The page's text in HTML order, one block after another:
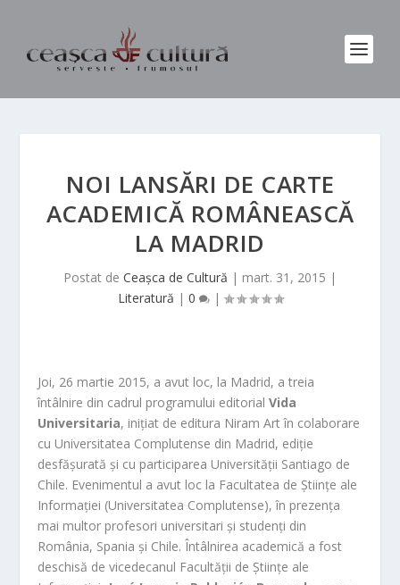
NOI LANSĂRI DE CARTE
ACADEMICĂ ROMÂNEASCĂ
LA MADRID
Postat de Ceașca de Cultură | mart. 31, 2015 |
Literatură | 0 |
Joi, 26 martie 2015, a avut loc, la Madrid, a treia
întâlnire din cadrul programului editorialVida
Universitaria, inițiat de editura Niram Art în colaborare
cu Universitatea Complutense din Madrid, ediție
desfășurată și cu participarea Universității Santiago de
Chile. Evenimentul a avut loc la Facultatea de Științe ale
Informației (Universitatea Complutense), în prezența
mai multor profesori universitari și studenți din
România, Spania și Chile. Întâlnirea academică a fost
deschisă de vicedecanul Facultății de Științe ale